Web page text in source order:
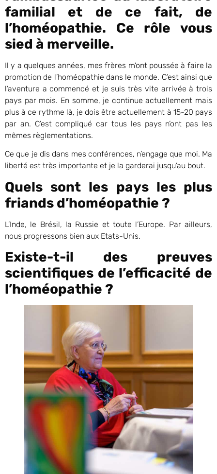
familial et de ce fait, de
l’homéopathie. Ce rôle vous
sied à merveille.
Il y a quelques années, mes frères m’ont poussée à faire la
promotion de l’homéopathie dans le monde. C’est ainsi que
l’aventure a commencé et je suis très vite arrivée à trois
pays par mois. En somme, je continue actuellement mais
plus à ce rythme là, je dois être actuellement à 15-20 pays
par an. C’est compliqué car tous les pays n’ont pas les
mêmes règlementations.
Ce que je dis dans mes conférences, n’engage que moi. Ma
liberté est très importante et je la garderai jusqu’au bout.
Quels sont les pays les plus
friands d’homéopathie ?
L’Inde, le Brésil, la Russie et toute l’Europe. Par ailleurs,
nous progressons bien aux Etats-Unis.
Existe-t-il des preuves
scientifiques de l’efficacité de
l’homéopathie ?